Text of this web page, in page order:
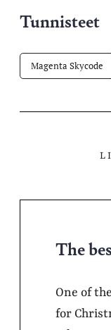
Tunnisteet
Magenta Skycode
The
One of
for